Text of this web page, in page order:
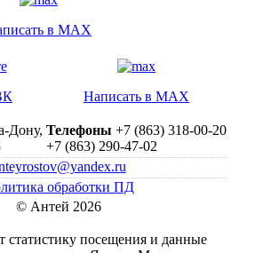
в MAX
Написать в MAX
Дону, Телефоны +7 (863) 318-00-20
+7 (863) 290-47-02
обработки ПД
© Антей 2026
статистику посещения и данные